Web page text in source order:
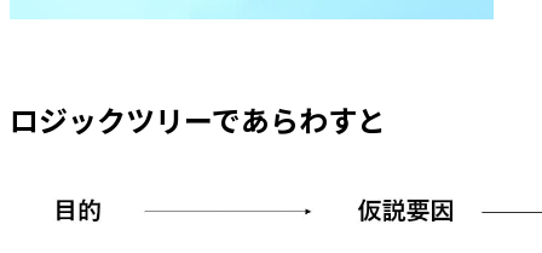
ロジックツリーであらわすと